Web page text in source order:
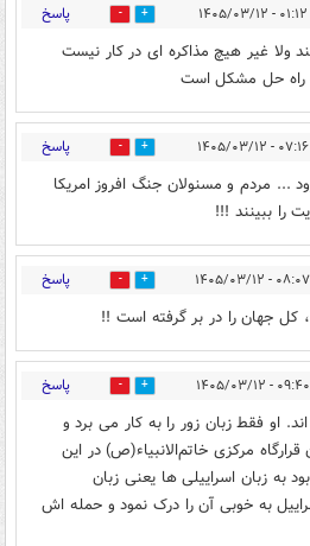
۰۱:۱۲ - ۱۴۰۵/۰۳/۱۲ 2 پاسخ
ولا غیر هیچ مذاکره ای در کار نیست
راه حل مشکل است
۰۷:۱۶ - ۱۴۰۵/۰۳/۱۲ 2 پاسخ
... مردم و مسنولان جنگ افروز امریکا
را ببینند !!!
۰۸:۰۷ - ۱۴۰۵/۰۳/۱۲ 2 پاسخ
کل جهان را در بر گرفته است !!
۰۹:۴۰ - ۱۴۰۵/۰۳/۱۲ 2 پاسخ
او فقط زبان زور را به کار می برد و
مرکزی خاتم‌الانبیاء(ص) در این
به زبان اسراییلی ها یعنی زبان
به خوبی آن را درک نمود و حمله اش